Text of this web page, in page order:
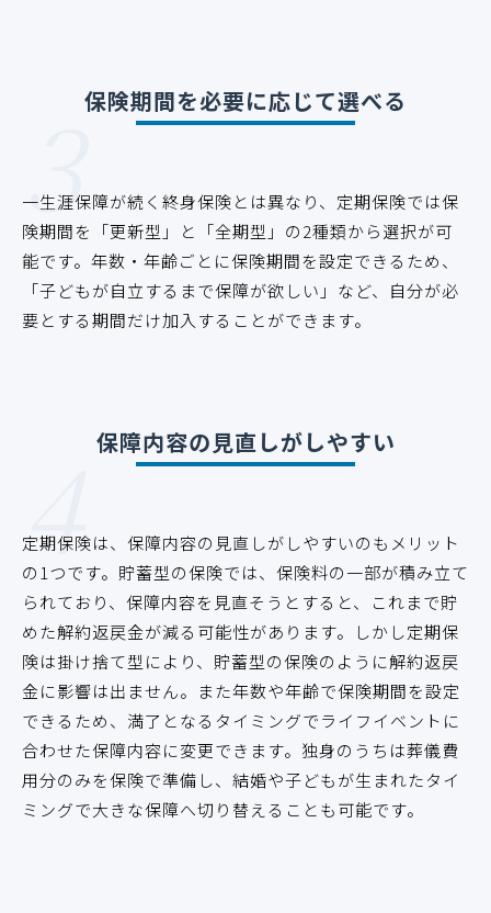
3保険期間を必要に応じて選べる
一生涯保障が続く終身保険とは異なり、定期保険では保
険期間を「更新型」と「全期型」の2種類から選択が可
能です。年数・年齢ごとに保険期間を設定できるため、
「子どもが自立するまで保障が欲しい」など、自分が必
要とする期間だけ加入することができます。
4 保障内容の見直しがしやすい
定期保険は、保障内容の見直しがしやすいのもメリット
の1つです。貯蓄型の保険では、保険料の一部が積み立て
られており、保障内容を見直そうとすると、これまで貯
めた解約返戻金が減る可能性があります。しかし定期保
険は掛け捨て型により、貯蓄型の保険のように解約返戻
金に影響は出ません。また年数や年齢で保険期間を設定
できるため、満了となるタイミングでライフイベントに
合わせた保障内容に変更できます。独身のうちは葬儀費
用分のみを保険で準備し、結婚や子どもが生まれたタイ
ミングで大きな保障へ切り替えることも可能です。